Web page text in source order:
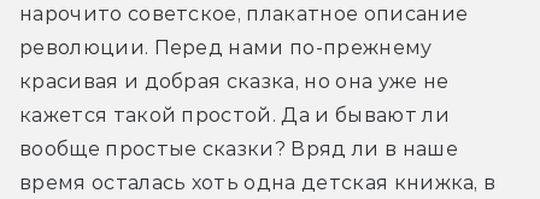
нарочито советское, плакатное описание
революции. Перед нами по-прежнему
красивая и добрая сказка, но она уже не
кажется такой простой. Да и бывают ли
вообще простые сказки? Вряд ли в наше
время осталась хоть одна детская книжка, в